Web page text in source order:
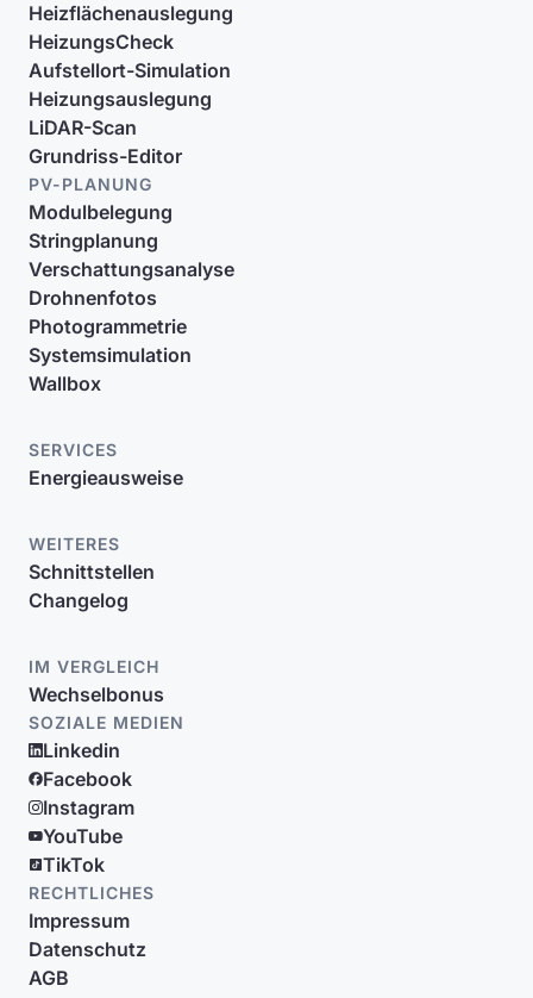
Heizflächenauslegung
HeizungsCheck
Aufstellort-Simulation
Heizungsauslegung
LiDAR-Scan
Grundriss-Editor
PV-PLANUNG
Modulbelegung
Stringplanung
Verschattungsanalyse
Drohnenfotos
Photogrammetrie
Systemsimulation
Wallbox
SERVICES
Energieausweise
WEITERES
Schnittstellen
Changelog
IM VERGLEICH
Wechselbonus
SOZIALE MEDIEN
Linkedin
Facebook
Instagram
YouTube
TikTok
RECHTLICHES
Impressum
Datenschutz
AGB